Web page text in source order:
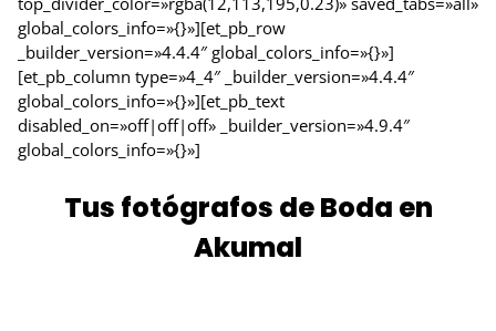
global_colors_info=»{}»][et_pb_row
_builder_version=»4.4.4″ global_colors_info=»{}»]
[et_pb_column type=»4_4″ _builder_version=»4.4.4″
global_colors_info=»{}»][et_pb_text
disabled_on=»off|off|off» _builder_version=»4.9.4″
global_colors_info=»{}»]
Tus fotógrafos de Boda en
Akumal